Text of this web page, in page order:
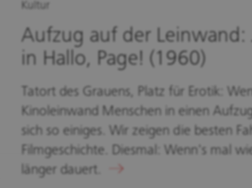
Kultur
Aufzug auf der Leinwand:
in Hallo, Page! (1960)
Tatort des Grauens, Platz für Erotik:
Kinoleinwand Menschen in einen
sich so einiges. Wir zeigen die besten
Filmgeschichte. Diesmal: Wenn's mal
länger dauert.